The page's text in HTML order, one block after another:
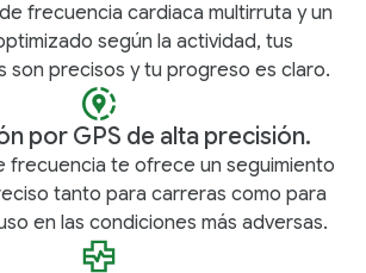
frecuencia cardiaca multirruta y un
según la actividad, tus
son precisos y tu progreso es claro.
por GPS de alta precisión.
frecuencia te ofrece un seguimiento
tanto para carreras como para
en las condiciones más adversas.